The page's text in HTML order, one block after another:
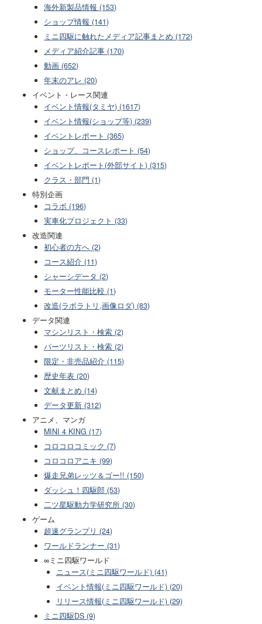
海外新製品情報 (153)
ショップ情報 (141)
ミニ四駆に触れたメディア記事まとめ (172)
メディア紹介記事 (170)
動画 (652)
年末のアレ (20)
イベント・レース関連
イベント情報(タミヤ) (1617)
イベント情報(ショップ等) (239)
イベントレポート (365)
ショップ、コースレポート (54)
イベントレポート(外部サイト) (315)
クラス・部門 (1)
特別企画
コラボ (196)
実車化プロジェクト (33)
改造関連
初心者の方へ (2)
コース紹介 (11)
シャーシデータ (2)
モーター性能比較 (1)
改造(ラボラトリ,画像ロダ) (83)
データ関連
マシンリスト・検索 (2)
パーツリスト・検索 (2)
限定・非売品紹介 (115)
歴史年表 (20)
文献まとめ (14)
データ更新 (312)
アニメ、マンガ
MINI 4 KING (17)
コロコロコミック (7)
コロコロアニキ (99)
爆走兄弟レッツ＆ゴー!! (150)
ダッシュ！四駆郎 (53)
二ツ星駆動力学研究所 (30)
ゲーム
超速グランプリ (24)
ワールドランナー (31)
∞ミニ四駆ワールド
ニュース(ミニ四駆ワールド) (41)
イベント情報(ミニ四駆ワールド) (20)
リリース情報(ミニ四駆ワールド) (29)
ミニ四駆DS (9)